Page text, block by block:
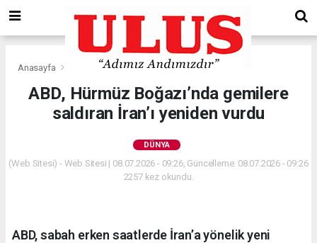
Anasayfa
ABD, Hürmüz Boğazı’nda gemilere
saldıran İran’ı yeniden vurdu
DÜNYA
(Web Sitesi) - Web Sitesi | 08.07.2026 - 09:26, Güncelleme: 08.07.2026 - 09:26
2257 kez okundu.
ABD, sabah erken saatlerde İran’a yönelik yeni